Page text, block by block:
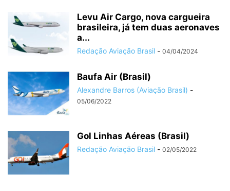
Levu Air Cargo, nova cargueira
brasileira, já tem duas aeronaves
a...
Redação Aviação Brasil - 04/04/2024
Baufa Air (Brasil)
Alexandre Barros (Aviação Brasil) -
05/06/2022
Gol Linhas Aéreas (Brasil)
Redação Aviação Brasil - 02/05/2022